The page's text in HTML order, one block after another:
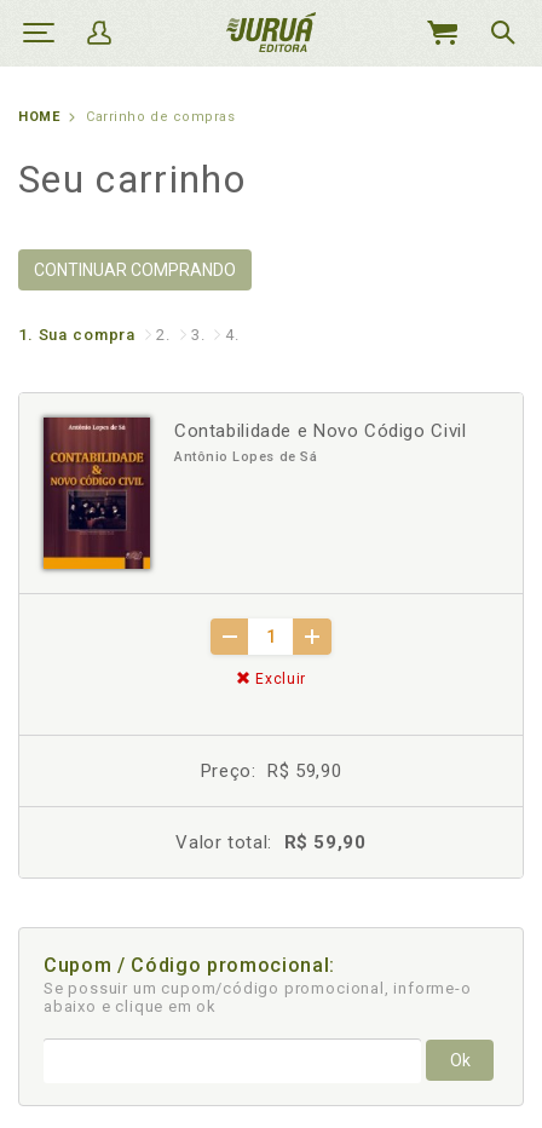
MEU
HOME Carrinho de compras
Seu carrinho
CONTINUAR COMPRANDO
1. Sua compra 2. 3. 4.
Contabilidade e Novo Código Civil
Antônio Lopes de Sá
Excluir
Preço: R$ 59,90
Valor total: R$ 59,90
Cupom / Código promocional:
Se possuir um cupom/código promocional, informe-o
abaixo e clique em ok
Ok